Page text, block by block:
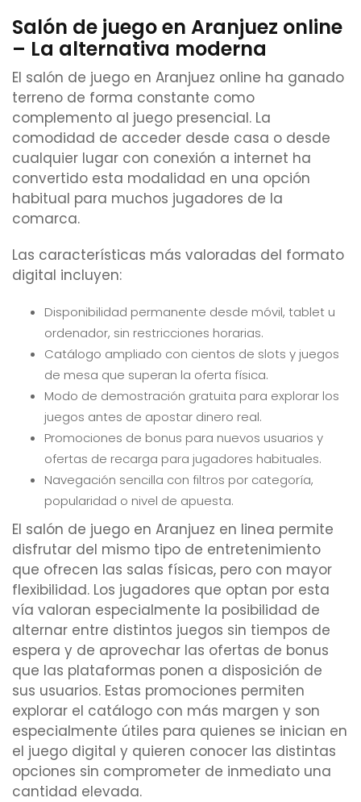
Salón de juego en Aranjuez online
– La alternativa moderna
El salón de juego en Aranjuez online ha ganado
terreno de forma constante como
complemento al juego presencial. La
comodidad de acceder desde casa o desde
cualquier lugar con conexión a internet ha
convertido esta modalidad en una opción
habitual para muchos jugadores de la
comarca.
Las características más valoradas del formato
digital incluyen:
Disponibilidad permanente desde móvil, tablet u
ordenador, sin restricciones horarias.
Catálogo ampliado con cientos de slots y juegos
de mesa que superan la oferta física.
Modo de demostración gratuita para explorar los
juegos antes de apostar dinero real.
Promociones de bonus para nuevos usuarios y
ofertas de recarga para jugadores habituales.
Navegación sencilla con filtros por categoría,
popularidad o nivel de apuesta.
El salón de juego en Aranjuez en linea permite
disfrutar del mismo tipo de entretenimiento
que ofrecen las salas físicas, pero con mayor
flexibilidad. Los jugadores que optan por esta
vía valoran especialmente la posibilidad de
alternar entre distintos juegos sin tiempos de
espera y de aprovechar las ofertas de bonus
que las plataformas ponen a disposición de
sus usuarios. Estas promociones permiten
explorar el catálogo con más margen y son
especialmente útiles para quienes se inician en
el juego digital y quieren conocer las distintas
opciones sin comprometer de inmediato una
cantidad elevada.